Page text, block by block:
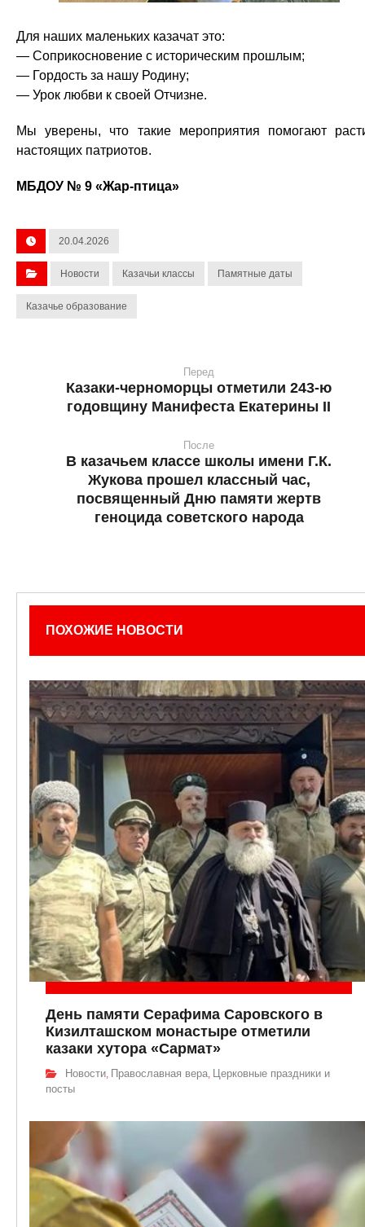
Для наших маленьких казачат это:
— Соприкосновение с историческим прошлым;
— Гордость за нашу Родину;
— Урок любви к своей Отчизне.
Мы уверены, что такие мероприятия помогают
настоящих патриотов.
МБДОУ № 9 «Жар-птица»
20.04.2026
Новости Казачьи классы Памятные даты
Казачье образование
Перед
Казаки-черноморцы отметили 243-ю
годовщину Манифеста Екатерины II
После
В казачьем классе школы имени Г.К.
Жукова прошел классный час,
посвященный Дню памяти жертв
геноцида советского народа
ПОХОЖИЕ НОВОСТИ
День памяти Серафима Саровского в
Кизилташском монастыре отметили
казаки хутора «Сармат»
Новости Православная вера Церковные праздники и
посты